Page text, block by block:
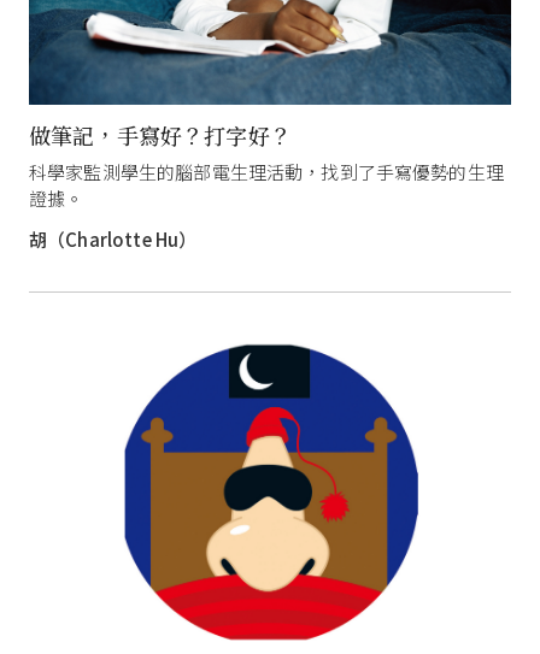
做筆記，手寫好？打字好？
科學家監測學生的腦部電生理活動，找到了手寫優勢的生理
證據。
胡（Charlotte Hu）